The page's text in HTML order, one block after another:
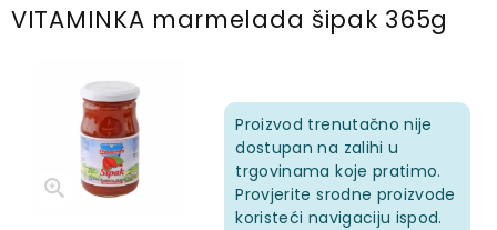
VITAMINKA marmelada šipak 365g
Proizvod trenutačno nije
dostupan na zalihi u
trgovinama koje pratimo.
Provjerite srodne proizvode
koristeći navigaciju ispod.